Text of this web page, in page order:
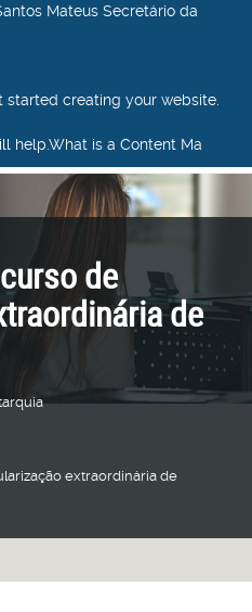
Mateus Secretário da
started creating your website.
help.What is a Content Ma
de
de
extraordinária de